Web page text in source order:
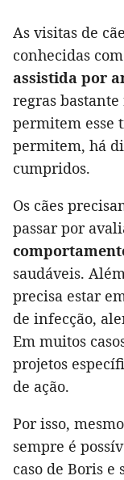
As visitas de
conhecidas
assistida por
regras
permitem esse
permitem, há
cumpridos.
Os cães
passar por
saudáveis.
precisa estar
de infecção,
Em muitos
projetos
de ação.
Por isso,
sempre é
caso de Boris